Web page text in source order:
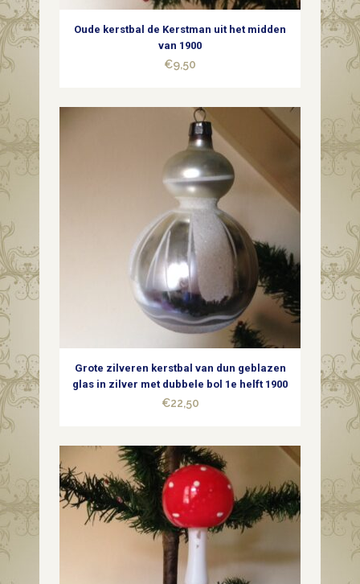
patine
Oude kerstbal de Kerstman uit het midden
van 1900
€9,50
Grote zilveren kerstbal van dun geblazen
glas in zilver met dubbele bol 1e helft 1900
€22,50